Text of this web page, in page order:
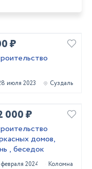
₽
июля 2023 Суздаль
000 ₽
домов,
, беседок
февраля 2024 Коломна